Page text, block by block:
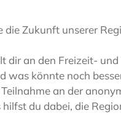
die Zukunft unserer
dir an den Freizeit-
was könnte noch
an der
hilfst du dabei, die